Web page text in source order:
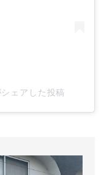
ェアした投稿